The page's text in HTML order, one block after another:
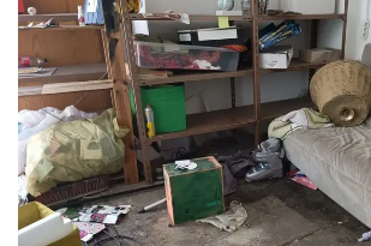
L
E
I
S
T
U
N
G